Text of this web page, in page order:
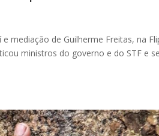
mediação de Guilherme Freitas, na
ministros do governo e do STF e se